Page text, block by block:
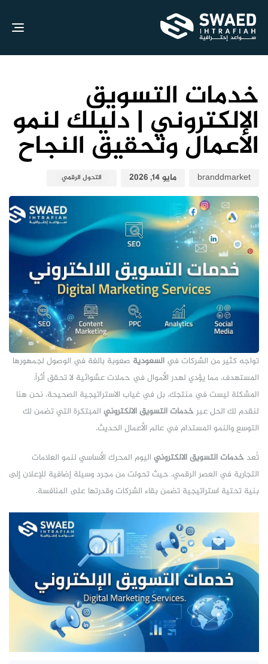
خدمات التسويق
الالكتروني | دليلك لنمو
الأعمال وتحقيق النجاح
branddmarket مايو 14, 2026 التحول الرقمي
تواجه كثير من الشركات في السعودية صعوبة بالغة في الوصول لجمهورها
المستهدف، مما يؤدي لهدر الأموال في حملات عشوائية لا تحقق أثراً.
المشكلة ليست في منتجك، بل في غياب الاستراتيجية الصحيحة. نحن هنا
لنقدم لك الحل عبر خدمات التسويق الالكتروني المبتكرة التي تضمن لك
التوسع والنمو المستدام في عالم الأعمال الحديث.
تُعدخدمات التسويق الالكتروني اليوم المحرك الأساسي لنمو العلامات
التجارية في العصر الرقمي، حيث تحولت من مجرد وسيلة إضافية للإعلان إلى
بنية تحتية استراتيجية تضمن بقاء الشركات وقدرتها على المنافسة.